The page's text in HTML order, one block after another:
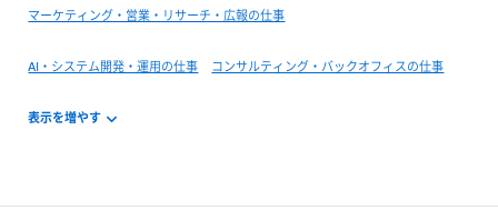
マーケティング・営業・リサーチ・広報の仕事
AI・システム開発・運用の仕事 コンサルティング・バックオフィスの仕事